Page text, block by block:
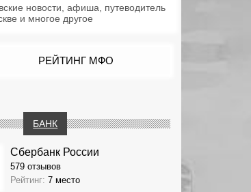
новости, афиша, путеводитель
и многое другое
РЕЙТИНГ МФО
БАНК
Сбербанк России
579 отзывов
Рейтинг: 7 место